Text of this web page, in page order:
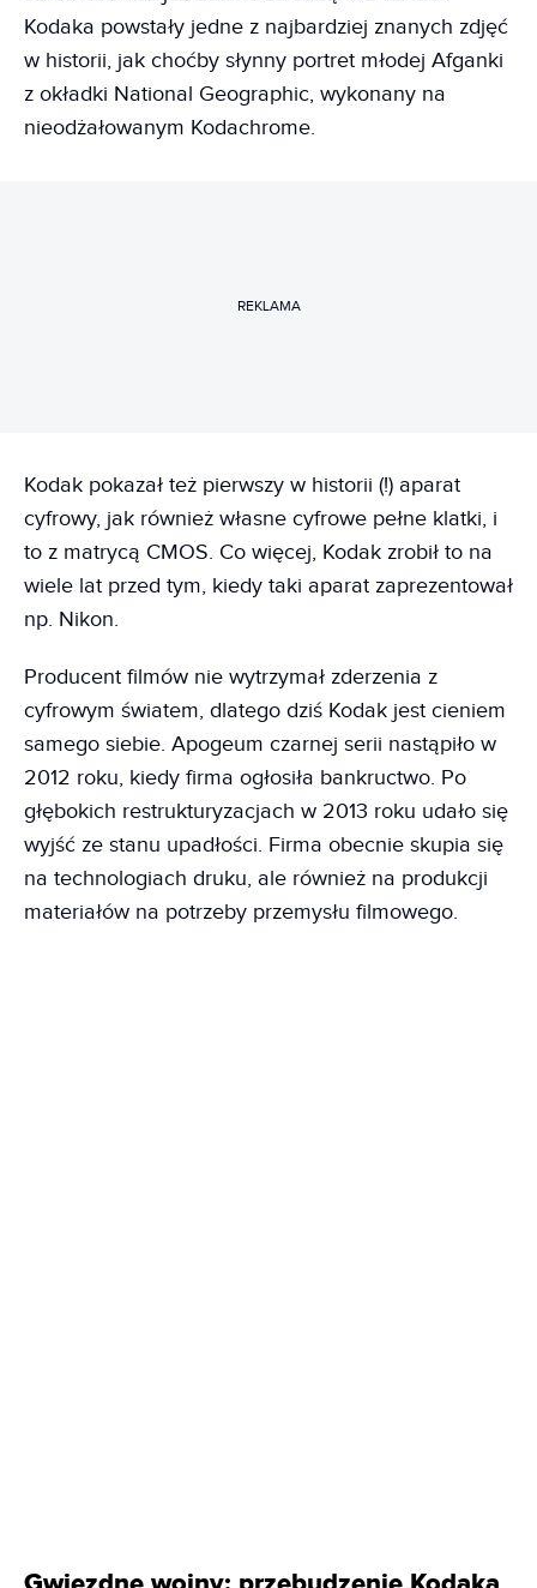
Kodaka powstały jedne z najbardziej znanych zdjęć
w historii, jak choćby słynny portret młodej Afganki
z okładki National Geographic, wykonany na
nieodżałowanym Kodachrome.
REKLAMA
Kodak pokazał też pierwszy w historii (!) aparat
cyfrowy, jak również własne cyfrowe pełne klatki, i
to z matrycą CMOS. Co więcej, Kodak zrobił to na
wiele lat przed tym, kiedy taki aparat zaprezentował
np. Nikon.
Producent filmów nie wytrzymał zderzenia z
cyfrowym światem, dlatego dziś Kodak jest cieniem
samego siebie. Apogeum czarnej serii nastąpiło w
2012 roku, kiedy firma ogłosiła bankructwo. Po
głębokich restrukturyzacjach w 2013 roku udało się
wyjść ze stanu upadłości. Firma obecnie skupia się
na technologiach druku, ale również na produkcji
materiałów na potrzeby przemysłu filmowego.